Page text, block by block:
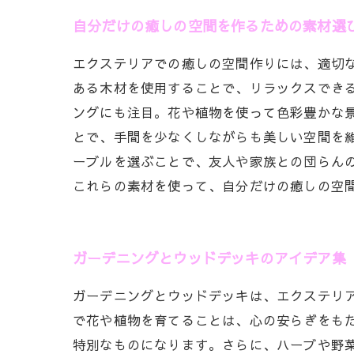
自分だけの癒しの空間を作るための素材選
エクステリアでの癒しの空間作りには、適
ある木材を使用することで、リラックスで
ングにも注目。花や植物を使って色彩豊か
とで、手間を少なくしながらも美しい空間
ーブルを選ぶことで、友人や家族との団ら
これらの素材を使って、自分だけの癒しの空
ガーデニングとウッドデッキのアイデア集
ガーデニングとウッドデッキは、エクステ
で花や植物を育てることは、心の安らぎを
特別なものになります。さらに、ハーブや